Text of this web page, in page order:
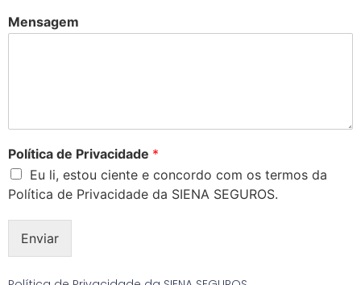
Mensagem
Política de Privacidade *
Eu li, estou ciente e concordo com os termos da
Política de Privacidade da SIENA SEGUROS.
Enviar